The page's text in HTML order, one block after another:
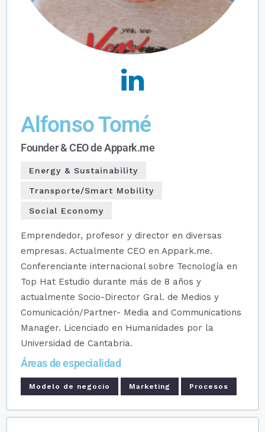
Alfonso Tomé
Founder & CEO de Appark.me
Energy & Sustainability
Transporte/Smart Mobility
Social Economy
Emprendedor, profesor y director en diversas
empresas. Actualmente CEO en Appark.me.
Conferenciante internacional sobre Tecnología en
Top Hat Estudio durante más de 8 años y
actualmente Socio-Director Gral. de Medios y
Comunicación/Partner- Media and Communications
Manager. Licenciado en Humanidades por la
Universidad de Cantabria.
Áreas de especialidad
Modelo de negocio Marketing Procesos